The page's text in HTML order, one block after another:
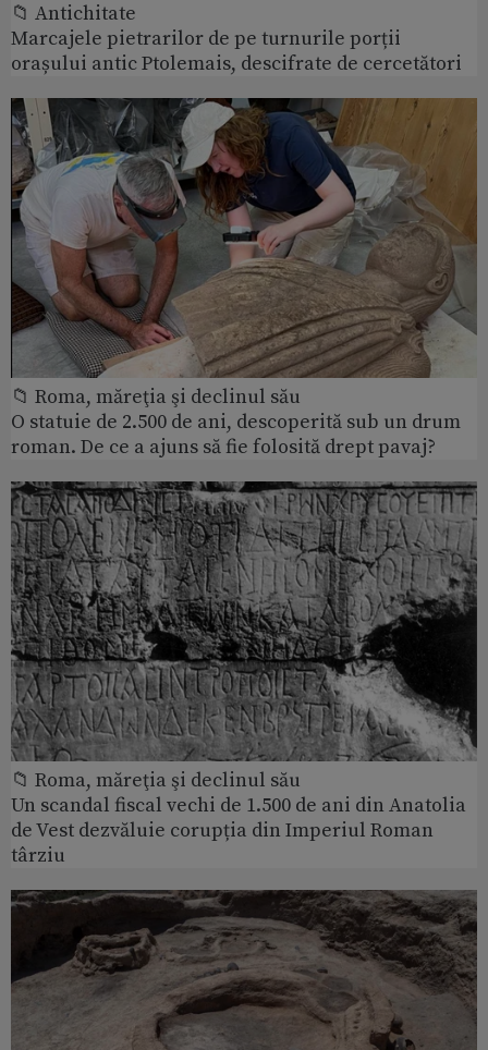
📁 Antichitate
Marcajele pietrarilor de pe turnurile porții
orașului antic Ptolemais, descifrate de cercetători
📁 Roma, măreţia şi declinul său
O statuie de 2.500 de ani, descoperită sub un drum
roman. De ce a ajuns să fie folosită drept pavaj?
📁 Roma, măreţia şi declinul său
Un scandal fiscal vechi de 1.500 de ani din Anatolia
de Vest dezvăluie corupția din Imperiul Roman
târziu